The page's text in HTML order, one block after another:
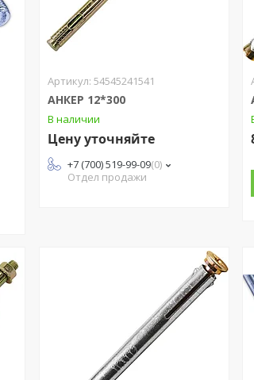
54545241541
АНКЕР 12*300
В наличии
Цену уточняйте
+7 (700) 519-99-09 0
Отдел продажи